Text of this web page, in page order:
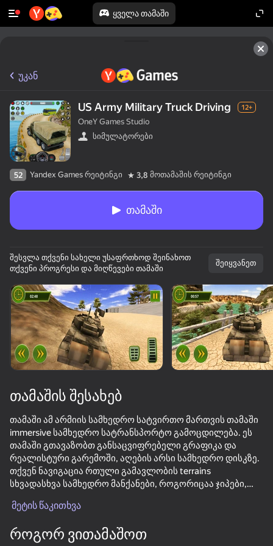
ყველა თამაში
ჩართეთ მოწყობილობა
თამაში მუშაობს მხოლოდ ჰორიზონტალური
ორიენტაცია
Bodycam Shooter
Motorcycle Racer: Road Mayhem
უკან
US Army Military Truck Driving 12+
OneY Games Studio
სიმულატორები
52 Yandex Games რეიტინგი 3,8 მოთამაშის რეიტინგი
თამაში
შესვლა თქვენი სახელი უსაფრთხოდ შეინახოთ
თქვენი პროგრესი და მიღწევები თამაში
შეიყვანეთ
თამაშის შესახებ
თამაში ამ არმიის სამხედრო სატვირთო მართვის თამაში
immersive სამხედრო სატრანსპორტო გამოცდილება. ეს
თამაში გთავაზობთ განსაცვიფრებელი გრაფიკა და
რეალისტური გარემოში, აღების არსი სამხედრო დისკზე.
თქვენ ნავიგაცია რთული გამავლობის terrains
სხვადასხვა სამხედრო მანქანები, როგორიცაა ჯიპები,
ტანკების ტრანსპორტირებას მუწუკ და მოღალატე
მეტის წაკითხვა
როგორ ვითამაშოთ